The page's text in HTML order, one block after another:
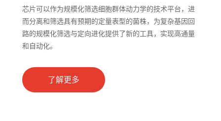
芯片可以作为规模化筛选细胞群体动力学的技术平台，进
而分离和筛选具有预期的定量表型的菌株，为复杂基因回
路的规模化筛选与定向进化提供了新的工具，实现高通量
和自动化。
了解更多